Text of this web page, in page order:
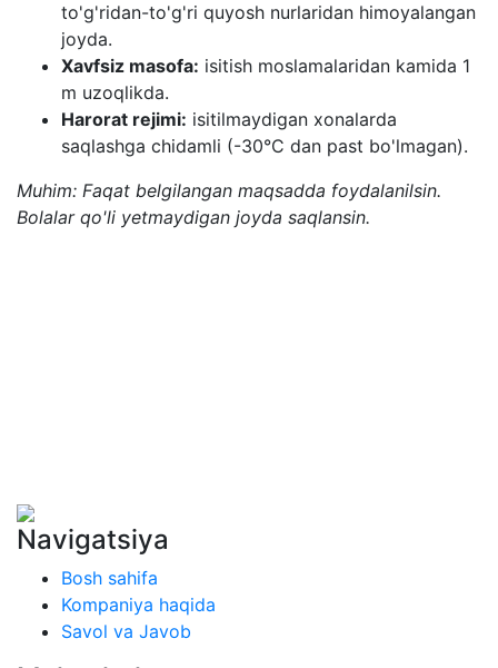
to'g'ridan-to'g'ri quyosh nurlaridan himoyalangan
joyda.
Xavfsiz masofa: isitish moslamalaridan kamida 1
m uzoqlikda.
Harorat rejimi: isitilmaydigan xonalarda
saqlashga chidamli (-30°C dan past bo'lmagan).
Muhim: Faqat belgilangan maqsadda foydalanilsin.
Bolalar qo'li yetmaydigan joyda saqlansin.
Navigatsiya
Bosh sahifa
Kompaniya haqida
Savol va Javob